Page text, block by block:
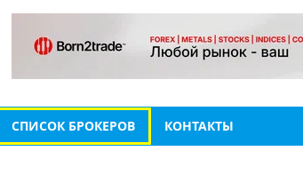
СПИСОК БРОКЕРОВ КОНТАКТЫ